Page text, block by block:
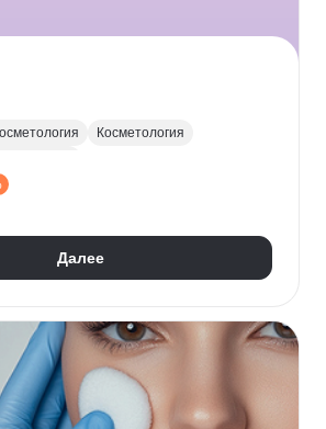
Косметология
Далее